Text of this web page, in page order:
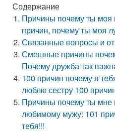
Содержание
Причины почему ты моя
причин, почему ты моя
Связанные вопросы и
Смешные причины
Почему дружба так
100 причин почему я
люблю сестру 100
Причины почему ты
любимому мужу: 101
тебя!!!